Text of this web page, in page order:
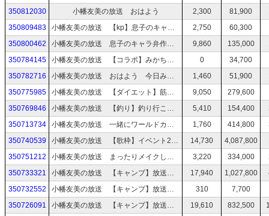
350812030
小幡友美の放送 おはよう 2,300 81,900
350809483
小幡友美の放送 【kp】息子のキャラ弁をまったり作る 2,750
60,300
350800462
小幡友美の放送 息子のキャラ弁作るよ 9,860 135,000
350784145
小幡友美の放送 【コラボ】みかちんちゃんと下町飲み！ 0
34,700
350782716
小幡友美の放送 おはよう 今日みかちんちゃんと遊ぶよ！ 1,460 51,900
350775985
小幡友美の放送 【ダイエット】筋トレ有酸素運動 9,050 279,600
350769846
小幡友美の放送 【釣り】釣り行こ！キスリベンジ！ 5,410 154,400
350713734
小幡友美の放送 一緒にワールドカップ オランダ戦見よう！（起きれなかったらごめんなさい） 1,760 414,800
350740539
小幡友美の放送 【歌枠】イベント2週間応援ありがとう！感謝のキラコメオンリーカラオケ枠！ 14,730 4,087,800
350751212
小幡友美の放送 まったりメイクしてネイルする 3,220 334,000
350733321
小幡友美の放送 【キャンプ】放送回数2525回突破記念！ソロキャンに行こう！3日目 17,940 1,027,800
350732552
小幡友美の放送 【キャンプ】放送回数2525回突破記念！ソロキャンに行こう！三日 310
7,700
350726091
小幡友美の放送 【キャンプ】放送回数2525回突破記念！ソロキャンに行こう！2日目 19,610 832,500